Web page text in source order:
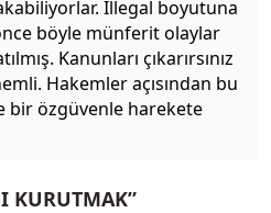
İllegal boyutuna
böyle münferit olaylar
Kanunları çıkarırsınız
Hakemler açısından bu
bir özgüvenle harekete
KURUTMAK”